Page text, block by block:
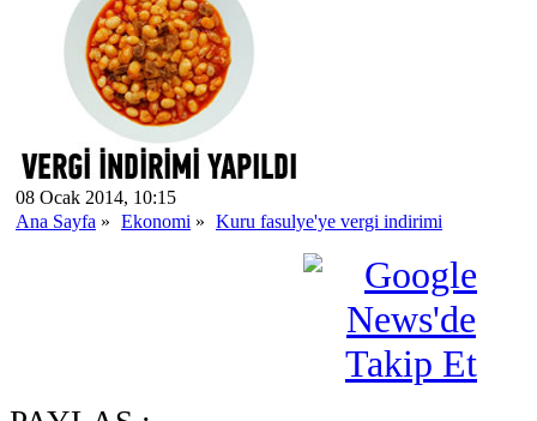
08 Ocak 2014, 10:15
Ana Sayfa » Ekonomi » Kuru fasulye'ye vergi indirimi